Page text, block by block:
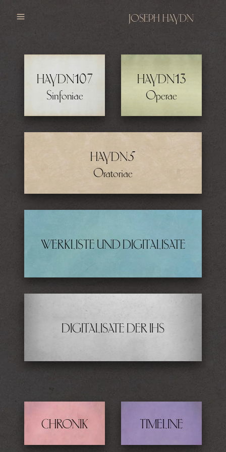
JOSEPH HAYDN
HAYDN107
Sinfoniae
HAYDN13
Operae
HAYDN5
Oratoriae
WERKLISTE UND DIGITALISATE
DIGITALISATE DER IHS
CHRONIK TIMELINE